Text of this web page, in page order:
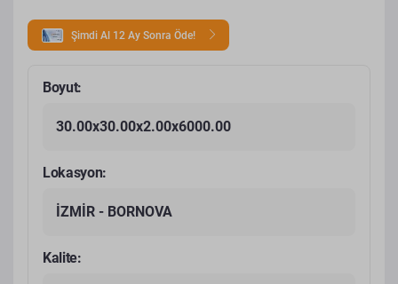
Şimdi Al 12 Ay Sonra Öde!
Boyut:
30.00x30.00x2.00x6000.00
Lokasyon:
İZMİR - BORNOVA
Kalite: